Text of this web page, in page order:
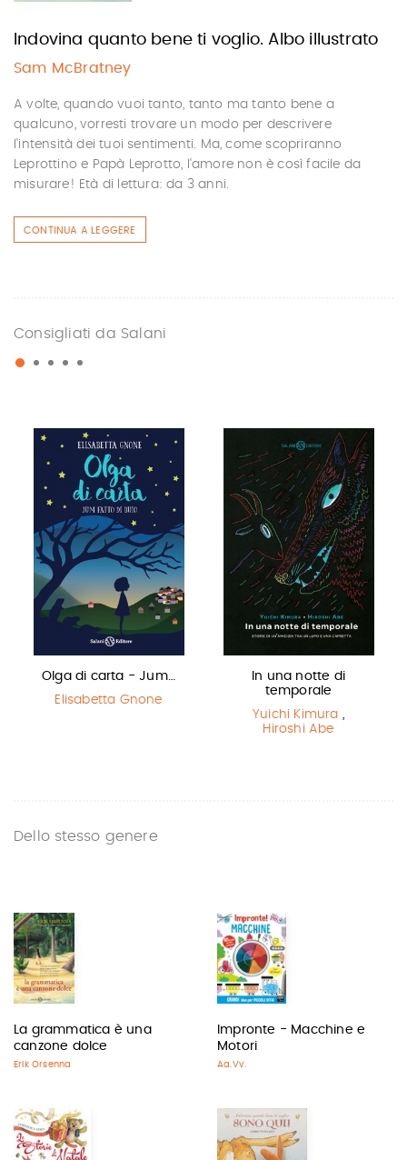
Indovina quanto bene ti voglio. Albo illustrato
Sam McBratney
A volte, quando vuoi tanto, tanto ma tanto bene a
qualcuno, vorresti trovare un modo per descrivere
l'intensità dei tuoi sentimenti. Ma, come scopriranno
Leprottino e Papà Leprotto, l'amore non è così facile da
misurare! Età di lettura: da 3 anni.
CONTINUA A LEGGERE
Consigliati da Salani
Olga di carta - Jum…
Elisabetta Gnone
In una notte di
temporale
Yuichi Kimura
Hiroshi Abe
Dello stesso genere
La grammatica è una
canzone dolce
Erik Orsenna
Impronte - Macchine e
Motori
Aa.Vv.